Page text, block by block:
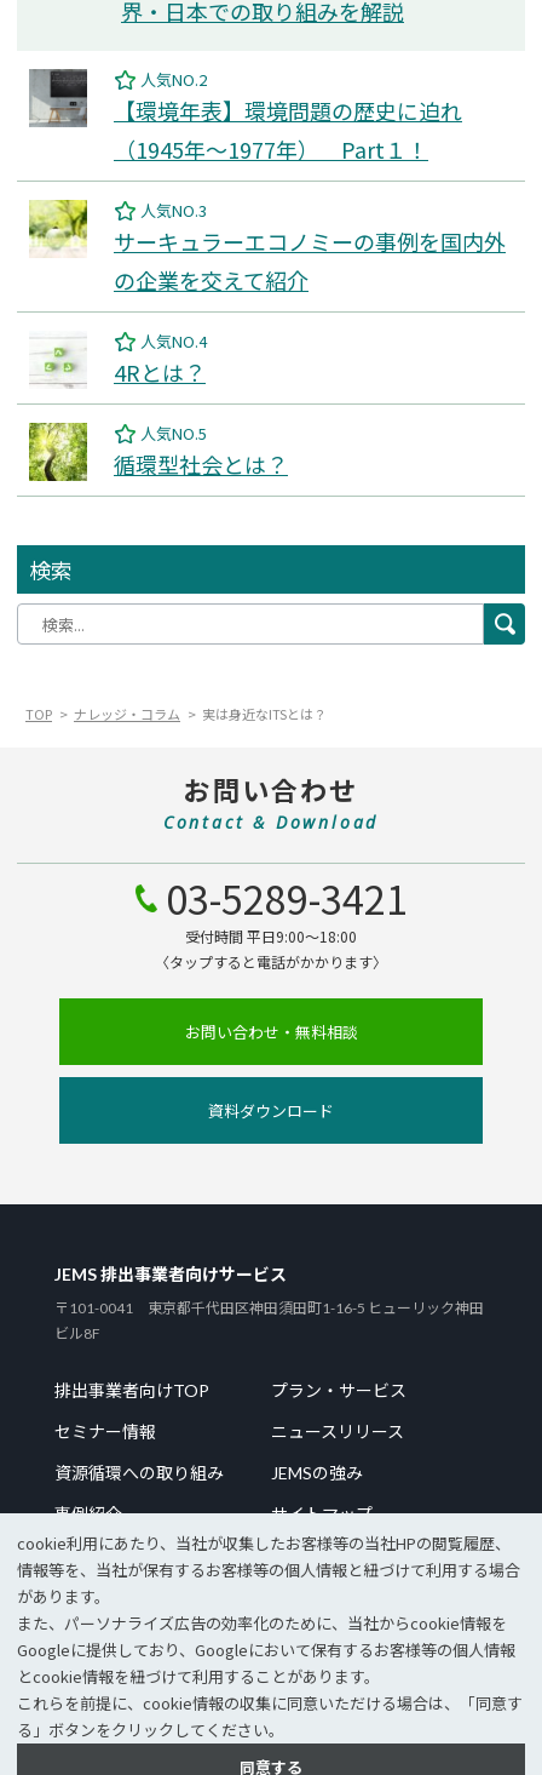
界・日本での取り組みを解説
人気NO.2
【環境年表】環境問題の歴史に迫れ
（1945年～1977年） Part１！
人気NO.3
サーキュラーエコノミーの事例を国内外
の企業を交えて紹介
人気NO.4
4Rとは？
人気NO.5
循環型社会とは？
検索
TOP ナレッジ・コラム 実は身近なITSとは？
お問い合わせ
Contact & Download
03-5289-3421
受付時間 平日9:00～18:00
〈タップすると電話がかかります〉
お問い合わせ・無料相談
資料ダウンロード
JEMS 排出事業者向けサービス
〒101-0041 東京都千代田区神田須田町1-16-5 ヒューリック神田
ビル8F
排出事業者向けTOP
プラン・サービス
セミナー情報
ニュースリリース
資源循環への取り組み
JEMSの強み
事例紹介
サイトマップ
企業サイトTOP
採用情報
個人情報保護方針
情報セキュリティポリシー
© 2023 JEMS Inc.
cookie利⽤にあたり、当社が収集したお客様等の当社HPの閲覧履歴、
情報等を、当社が保有するお客様等の個⼈情報と紐づけて利⽤する場合
があります。
また、パーソナライズ広告の効率化のために、当社からcookie情報を
Googleに提供しており、Googleにおいて保有するお客様等の個⼈情報
とcookie情報を紐づけて利⽤することがあります。
これらを前提に、cookie情報の収集に同意いただける場合は、「同意す
る」ボタンをクリックしてください。
同意する